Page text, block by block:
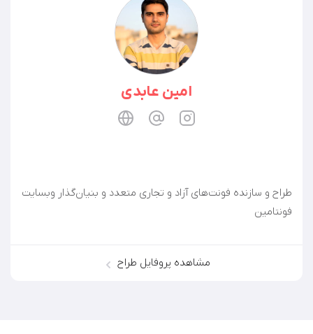
امین عابدی
طراح و سازنده فونت‌های آزاد و تجاری متعدد و بنیان‌گذار وبسایت
فونتامین
مشاهده پروفایل طراح